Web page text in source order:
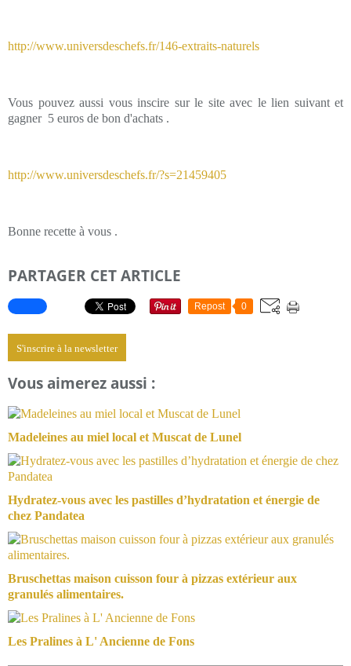
http://www.universdeschefs.fr/146-extraits-naturels
Vous pouvez aussi vous inscire sur le site avec le lien suivant et
gagner 5 euros de bon d'achats .
http://www.universdeschefs.fr/?s=21459405
Bonne recette à vous .
PARTAGER CET ARTICLE
Repost 0
S'inscrire à la newsletter
Vous aimerez aussi :
Madeleines au miel local et Muscat de Lunel
Hydratez-vous avec les pastilles d’hydratation et énergie de
chez Pandatea
Bruschettas maison cuisson four à pizzas extérieur aux
granulés alimentaires.
Les Pralines à L' Ancienne de Fons